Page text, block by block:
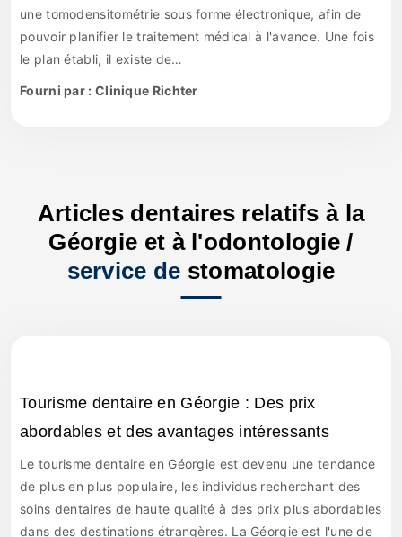
une tomodensitométrie sous forme électronique, afin de
pouvoir planifier le traitement médical à l'avance. Une fois
le plan établi, il existe de…
Fourni par : Clinique Richter
Articles dentaires relatifs à la
Géorgie et à l'odontologie /
service de stomatologie
Tourisme dentaire en Géorgie : Des prix
abordables et des avantages intéressants
Le tourisme dentaire en Géorgie est devenu une tendance
de plus en plus populaire, les individus recherchant des
soins dentaires de haute qualité à des prix plus abordables
dans des destinations étrangères. La Géorgie est l'une de